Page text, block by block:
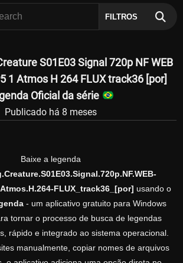
FILTROS
S01E03 Signal 720p NF WEB
1 Atmos H 264 FLUX track36 [por]
Oficial da série
Publicado há 8 meses
Baixe a legenda
FLUX_track36_[por] usando o
- um aplicativo gratuito para Windows
tornar o processo de busca de legendas
rápido e integrado ao sistema operacional.
manualmente, copiar nomes de arquivos